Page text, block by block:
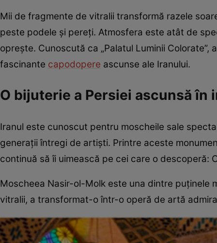
Mii de fragmente de vitralii transformă razele
peste podele și pereți. Atmosfera este atât de
oprește. Cunoscută ca „Palatul Luminii
fascinante capodopere ascunse ale Iranului.
O bijuterie a Persiei ascunsă în
Iranul este cunoscut pentru moscheile sale
generații întregi de artiști. Printre aceste
continuă să îi uimească pe cei care o descoperă:
Moscheea Nasir-ol-Molk este una dintre puținele
vitralii, a transformat-o într-o operă de artă